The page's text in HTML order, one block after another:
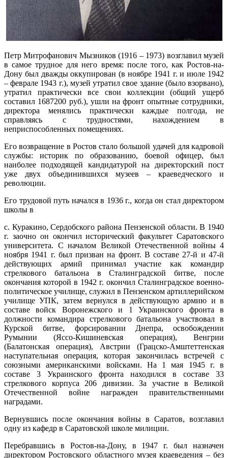
Петр Митрофанович Мызников (1916 – 1973) возглавил музей
в самое трудное для него время: после того, как Ростов-на-
Дону был дважды оккупирован (в ноябре 1941 г. и июле 1942
– феврале 1943 г.), музей утратил свое здание (было взорвано),
утратил практически все свои коллекции (общий ущерб
составил 1687200 руб.), ушли на фронт опытные сотрудники,
директора менялись практически каждые полгода, не
справляясь с трудностями, нахождением в
неприспособленных помещениях.
Его возвращение в Ростов стало большой удачей для кадровой
службы: историк по образованию, боевой офицер, был
наиболее подходящей кандидатурой на директорский пост
уже двух объединившихся музеев – краеведческого и
революции.
Его трудовой путь начался в 1936 г., когда он стал директором
школы в
с. Куракино, Сердобского района Пензенской области. В 1940
г. заочно он окончил исторический факультет Саратовского
университета. С началом Великой Отечественной войны 4
ноября 1941 г. был призван на фронт. В составе 27-й и 47-й
действующих армий принимал участие как командир
стрелкового батальона в Сталинградской битве, после
окончания которой в 1942 г. окончил Сталинградское военно-
политическое училище, служил в Пензенском артиллерийском
училище УПК, затем вернулся в действующую армию и в
составе войск Воронежского и 1 Украинского фронта в
должности командира стрелкового батальона участвовал в
Курской битве, форсировании Днепра, освобождении
Румынии (Яссо-Кишиневская операция), Венгрии
(Балатонская операция), Австрии (Грацско-Амштеттенская
наступательная операция, которая закончилась встречей с
союзными американскими войсками. На 1 мая 1945 г. в
составе 3 Украинского фронта находился в составе 33
стрелкового корпуса 206 дивизии. За участие в Великой
Отечественной войне награжден правительственными
наградами.
Вернувшись после окончания войны в Саратов, возглавил
одну из кафедр в Саратовской школе милиции.
Перебравшись в Ростов-на-Дону, в 1947 г. был назначен
директором Ростовского областного музея краеведения – без